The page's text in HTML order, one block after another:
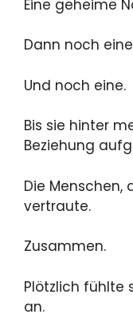
Eine geheime
Dann noch
Und noch eine.
Bis sie hinter
Beziehung
Die
vertraute.
Zusammen.
Plötzlich fühlte
an.